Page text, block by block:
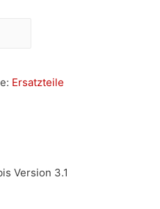
Ersatzteile
Version 3.1